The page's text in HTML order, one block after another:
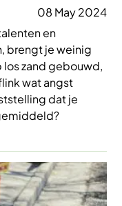
08 May 2024
en
brengt je weinig
los zand gebouwd,
wat angst
dat je